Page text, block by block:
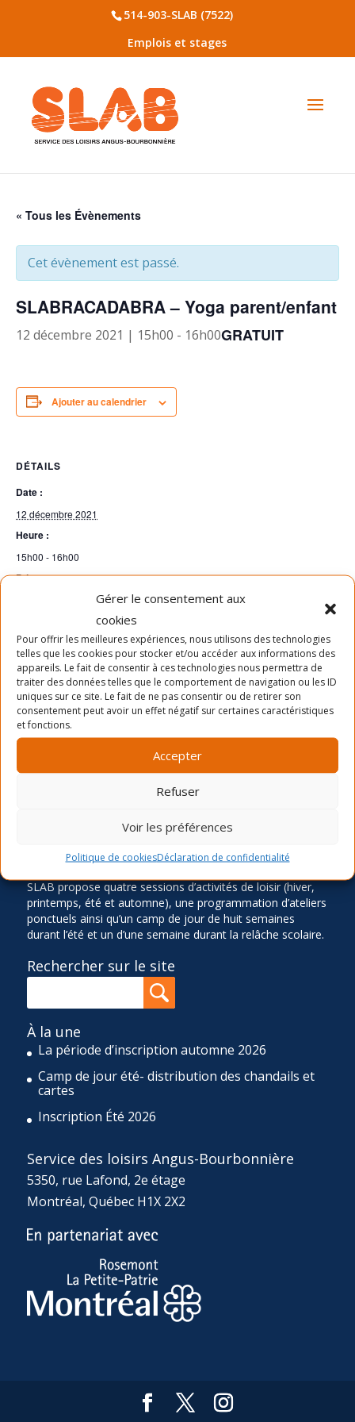
Gérer le consentement aux
cookies
Pour offrir les meilleures expériences, nous utilisons des technologies
telles que les cookies pour stocker et/ou accéder aux informations des
appareils. Le fait de consentir à ces technologies nous permettra de
traiter des données telles que le comportement de navigation ou les ID
uniques sur ce site. Le fait de ne pas consentir ou de retirer son
consentement peut avoir un effet négatif sur certaines caractéristiques
et fonctions.
Accepter
Refuser
Voir les préférences
Politique de cookiesDéclaration de confidentialité
514-903-SLAB (7522)
Emplois et stages
« Tous les Évènements
Cet évènement est passé.
SLABRACADABRA – Yoga parent/enfant
12 décembre 2021 | 15h00 - 16h00GRATUIT
Ajouter au calendrier
DÉTAILS
Date :
12 décembre 2021
Heure :
15h00 - 16h00
Prix :
SLABRACADABRA – Bricolage des
Fêtes
SLABRACADABRA – Yoga 50+
débutant
Ancré dans le quartier Rosemont depuis 1966, le Service
l’épanouissement et au bien-être de sa communauté en
offrant des activités physiques, sportives, culturelles,
sociocommunautaires et récréatives diversifiées,
SLAB propose quatre sessions d’activités de loisir (hiver,
printemps, été et automne), une programmation d’ateliers
ponctuels ainsi qu’un camp de jour de huit semaines
durant l’été et un d’une semaine durant la relâche scolaire.
Rechercher sur le site
À la une
La période d’inscription automne 2026
Camp de jour été- distribution des chandails et
cartes
Inscription Été 2026
Service des loisirs Angus-Bourbonnière
5350, rue Lafond, 2e étage
Montréal, Québec H1X 2X2